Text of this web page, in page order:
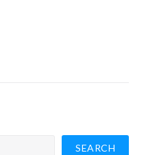
SEARCH